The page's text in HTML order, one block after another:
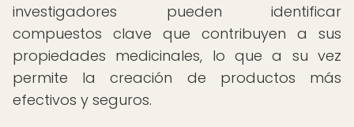
investigadores pueden identificar
compuestos clave que contribuyen a sus
propiedades medicinales, lo que a su vez
permite la creación de productos más
efectivos y seguros.